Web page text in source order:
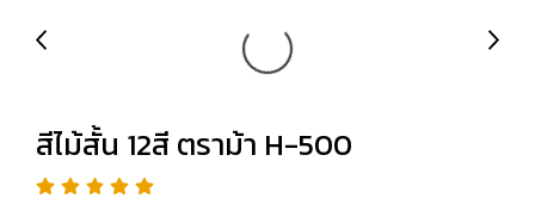
สีไม้สั้น 12สี ตราม้า H-500